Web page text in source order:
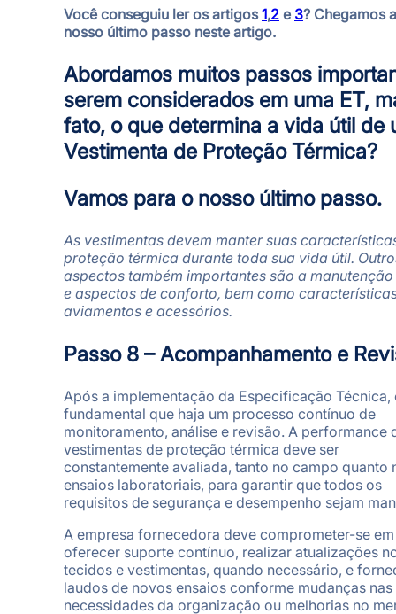
Você conseguiu ler os artigos1,2 e 3? Chegamos
nosso último passo neste artigo.
Abordamos muitos passos
serem considerados em uma ET,
fato, o que determina a vida útil de
Vestimenta de Proteção Térmica?
Vamos para o nosso último passo.
As vestimentas devem manter suas
proteção térmica durante toda sua vida útil.
aspectos também importantes são a
e aspectos de conforto, bem como
aviamentos e acessórios.
Passo 8 – Acompanhamento e
Após a implementação da Especificação Técnica,
fundamental que haja um processo contínuo de
monitoramento, análise e revisão. A performance
vestimentas de proteção térmica deve ser
constantemente avaliada, tanto no campo quanto
ensaios laboratoriais, para garantir que todos os
requisitos de segurança e desempenho sejam
A empresa fornecedora deve comprometer-se em
oferecer suporte contínuo, realizar atualizações
tecidos e vestimentas, quando necessário, e
laudos de novos ensaios conforme mudanças nas
necessidades da organização ou melhorias no